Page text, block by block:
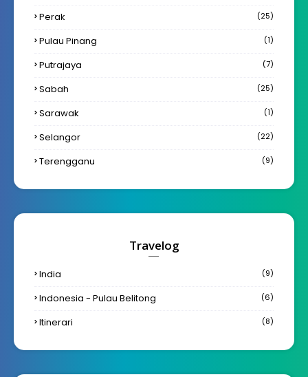
Perak (25)
Pulau Pinang (1)
Putrajaya (7)
Sabah (25)
Sarawak (1)
Selangor (22)
Terengganu (9)
Travelog
India (9)
Indonesia - Pulau Belitong (6)
Itinerari (8)